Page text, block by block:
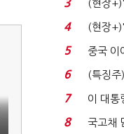
3
(현장
요"…'
4
(현장
빈 매대
5
중국 이
국전쟁’
6
(특징주
지에 상
7
이 대통
적극적
8
국고채